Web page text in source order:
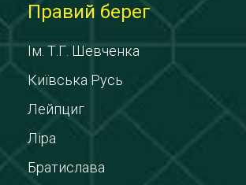
Правий берег
Ім. Т.Г. Шевченка
Київська Русь
Лейпциг
Ліра
Братислава